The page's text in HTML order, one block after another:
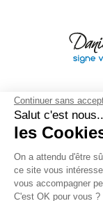
Continuer sans
Salut c'est
les
On a attendu d'être
ce site vous
vous accompagner
C'est OK pour vous ?